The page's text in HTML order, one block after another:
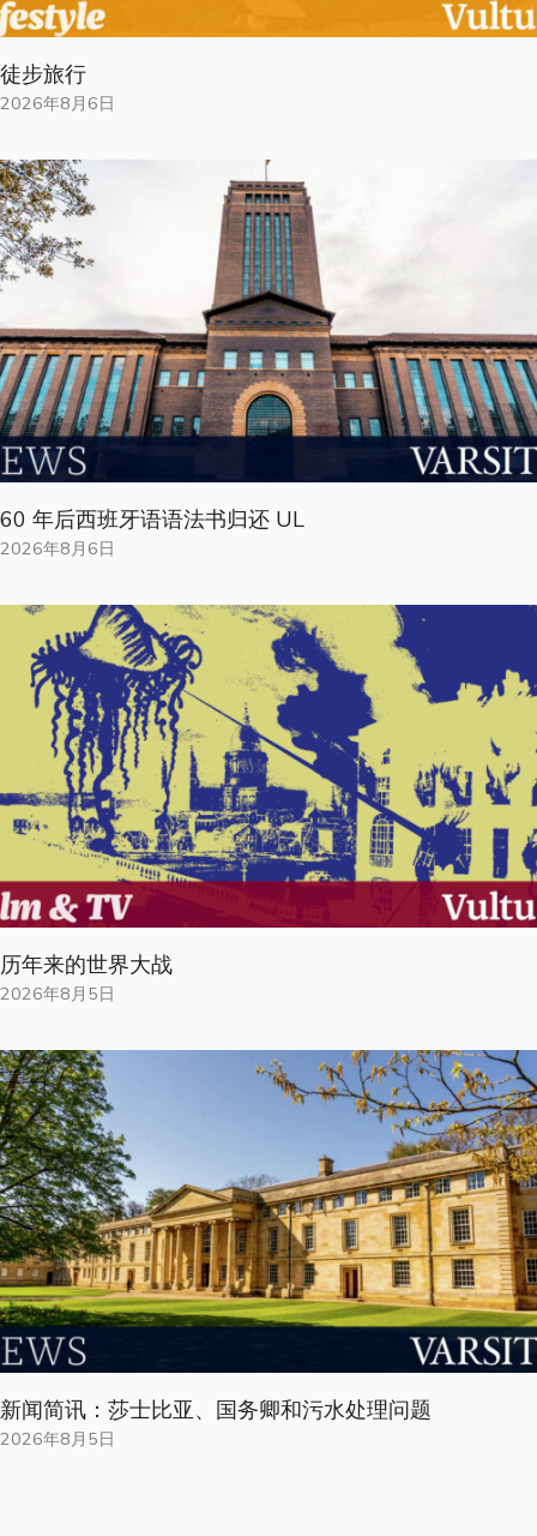
徒步旅行
2026年8月6日
60 年后西班牙语语法书归还 UL
2026年8月6日
历年来的世界大战
2026年8月5日
新闻简讯：莎士比亚、国务卿和污水处理问题
2026年8月5日